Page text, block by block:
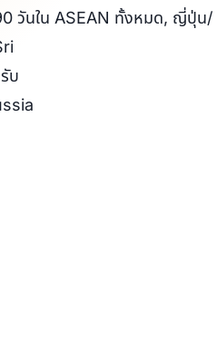
วันใน ASEAN ทั้งหมด, ญี่ปุ่น/
บ